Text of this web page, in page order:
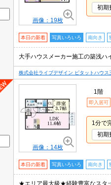
画像：19枚
初期
本日の新着 写真いろいろ 南向き
大手ハウスメーカー施工の築浅ハ
株式会社ライブデザイン ピタットハウス
画像：14枚
1階
即入居可
1分で
初期
本日の新着 写真いろいろ 南向き